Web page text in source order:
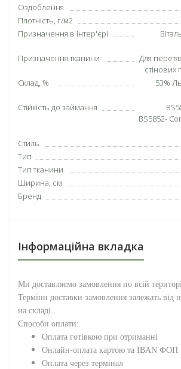
Оздоблення
Плотність, г/м2
Призначення в інтер'єрі
Призначення тканини
Для
Склад, %
53%
Стійкість до займання
BS5852-
Стиль
Тип
Тип тканини
Ширина, см
Бренд
Інформаційна вкладка
Ми доставляємо замовлення по всій
Терміни доставки замовлення залежать від
на складі.
Способи оплати:
Оплата готівкою при отриманні
Онлайн-оплата картою та IBAN ФОП
Оплата через термінал